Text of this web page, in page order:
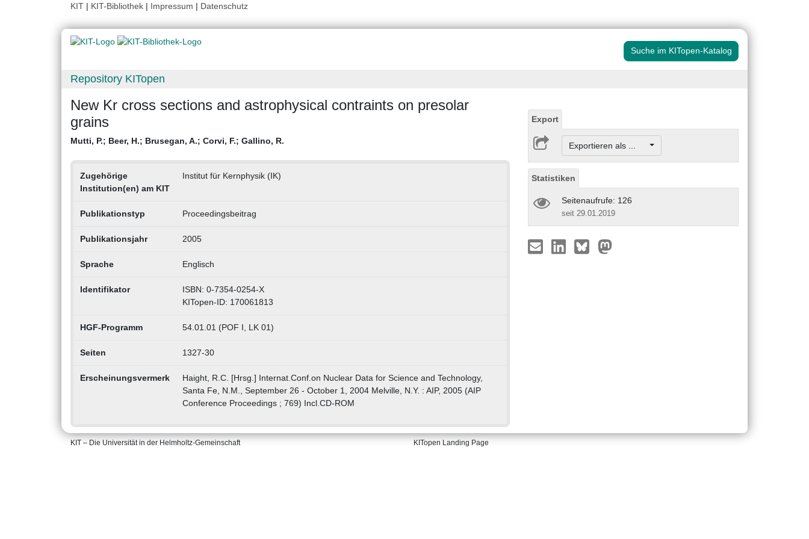
KIT | KIT-Bibliothek | Impressum | Datenschutz
Suche im KITopen-Katalog
Repository KITopen
New Kr cross sections and astrophysical contraints on presolar
grains
Mutti, P.; Beer, H.; Brusegan, A.; Corvi, F.; Gallino, R.
Zugehörige
Institution(en) am KIT
Institut für Kernphysik (IK)
Publikationstyp Proceedingsbeitrag
Publikationsjahr 2005
Sprache Englisch
Identifikator
ISBN: 0-7354-0254-X
KITopen-ID: 170061813
HGF-Programm 54.01.01 (POF I, LK 01)
Seiten 1327-30
Erscheinungsvermerk
Haight, R.C. [Hrsg.] Internat.Conf.on Nuclear Data for Science and Technology,
Santa Fe, N.M., September 26 - October 1, 2004 Melville, N.Y. : AIP, 2005 (AIP
Conference Proceedings ; 769) Incl.CD-ROM
Export
Exportieren als ...
Statistiken
Seitenaufrufe: 126
seit 29.01.2019
KIT – Die Universität in der Helmholtz-Gemeinschaft KITopen Landing Page